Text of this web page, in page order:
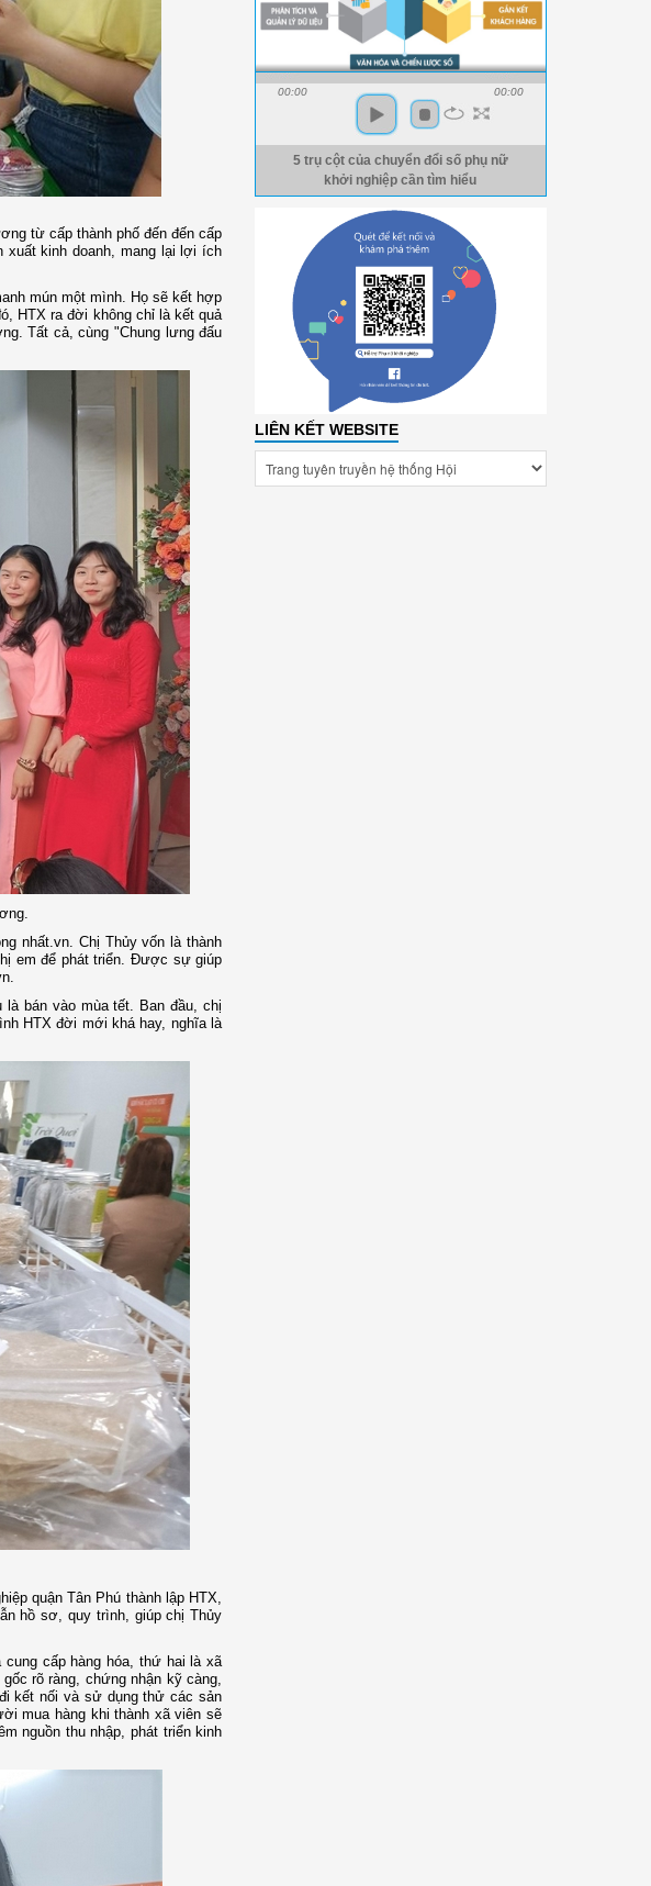
từ cấp thành phố đến đến cấp
kinh doanh, mang lại lợi ích
mún một mình. Họ sẽ kết hợp
HTX ra đời không chỉ là kết quả
Tất cả, cùng "Chung lưng đấu
nhất.vn. Chị Thủy vốn là thành
em để phát triển. Được sự giúp
bán vào mùa tết. Ban đầu, chị
HTX đời mới khá hay, nghĩa là
quận Tân Phú thành lập HTX,
hồ sơ, quy trình, giúp chị Thủy
cấp hàng hóa, thứ hai là xã
rõ ràng, chứng nhận kỹ càng,
kết nối và sử dụng thử các sản
mua hàng khi thành xã viên sẽ
nguồn thu nhập, phát triển kinh
00:00 00:00
5 trụ cột của chuyển đổi số phụ nữ
khởi nghiệp cần tìm hiểu
LIÊN KẾT WEBSITE